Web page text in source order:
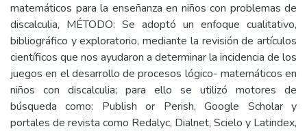
matemáticos para la enseñanza en niños con problemas de
discalculia, MÉTODO: Se adoptó un enfoque cualitativo,
bibliográfico y exploratorio, mediante la revisión de artículos
científicos que nos ayudaron a determinar la incidencia de los
juegos en el desarrollo de procesos lógico- matemáticos en
niños con discalculia; para ello se utilizó motores de
búsqueda como: Publish or Perish, Google Scholar y
portales de revista como Redalyc, Dialnet, Scielo y Latindex,